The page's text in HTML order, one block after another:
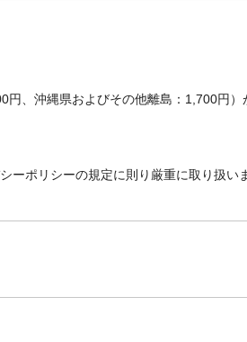
、沖縄県およびその他離島：1,700円
ポリシーの規定に則り厳重に取り扱い